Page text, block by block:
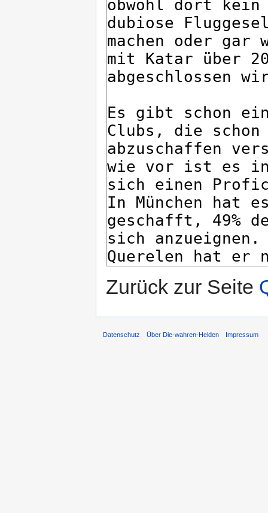
Zurück zur Seite
Datenschutz Über Die-wahren-Helden Impressum